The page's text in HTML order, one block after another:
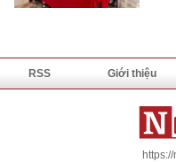
RSS Giới thiệu